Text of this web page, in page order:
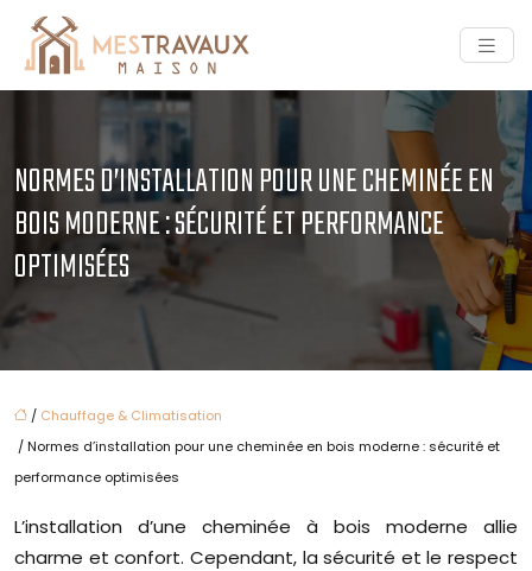
NORMES D’INSTALLATION POUR UNE CHEMINÉE EN
BOIS MODERNE : SÉCURITÉ ET PERFORMANCE
OPTIMISÉES
/ Chauffage & Climatisation
/ Normes d’installation pour une cheminée en bois moderne : sécurité et
performance optimisées
L’installation d’une cheminée à bois moderne allie
charme et confort. Cependant, la sécurité et le respect